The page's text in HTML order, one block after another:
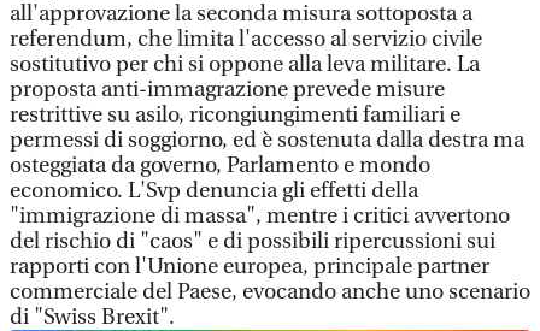
all'approvazione la seconda misura sottoposta a
referendum, che limita l'accesso al servizio civile
sostitutivo per chi si oppone alla leva militare. La
proposta anti-immagrazione prevede misure
restrittive su asilo, ricongiungimenti familiari e
permessi di soggiorno, ed è sostenuta dalla destra ma
osteggiata da governo, Parlamento e mondo
economico. L'Svp denuncia gli effetti della
"immigrazione di massa", mentre i critici avvertono
del rischio di "caos" e di possibili ripercussioni sui
rapporti con l'Unione europea, principale partner
commerciale del Paese, evocando anche uno scenario
di "Swiss Brexit".